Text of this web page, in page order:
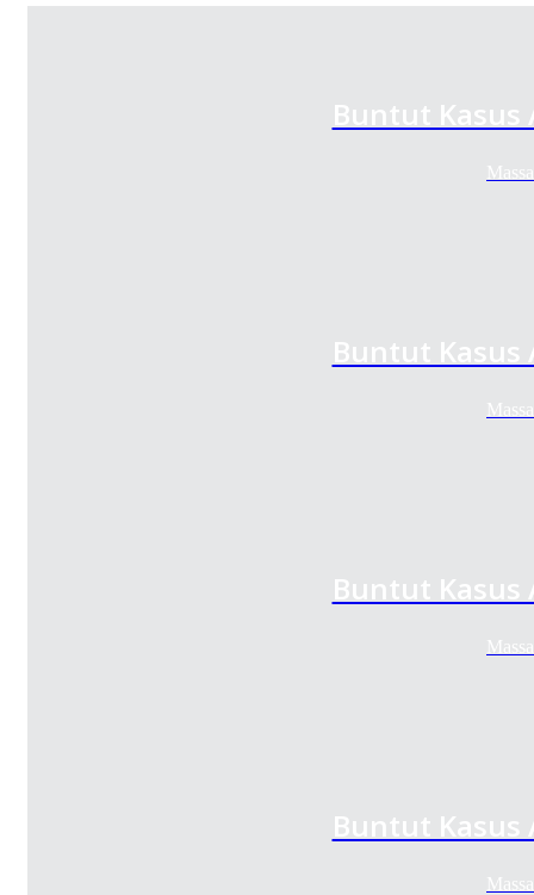
Buntut Kasus
Buntut Kasus
Buntut Kasus
Buntut Kasus